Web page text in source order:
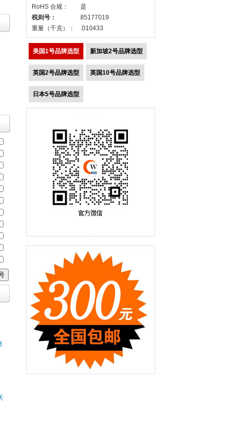
RoHS 合规：
是
税则号：
85177019
重量（千克）：
.010433
美国1号品牌选型 新加坡2号品牌选型
英国2号品牌选型 英国10号品牌选型
日本5号品牌选型